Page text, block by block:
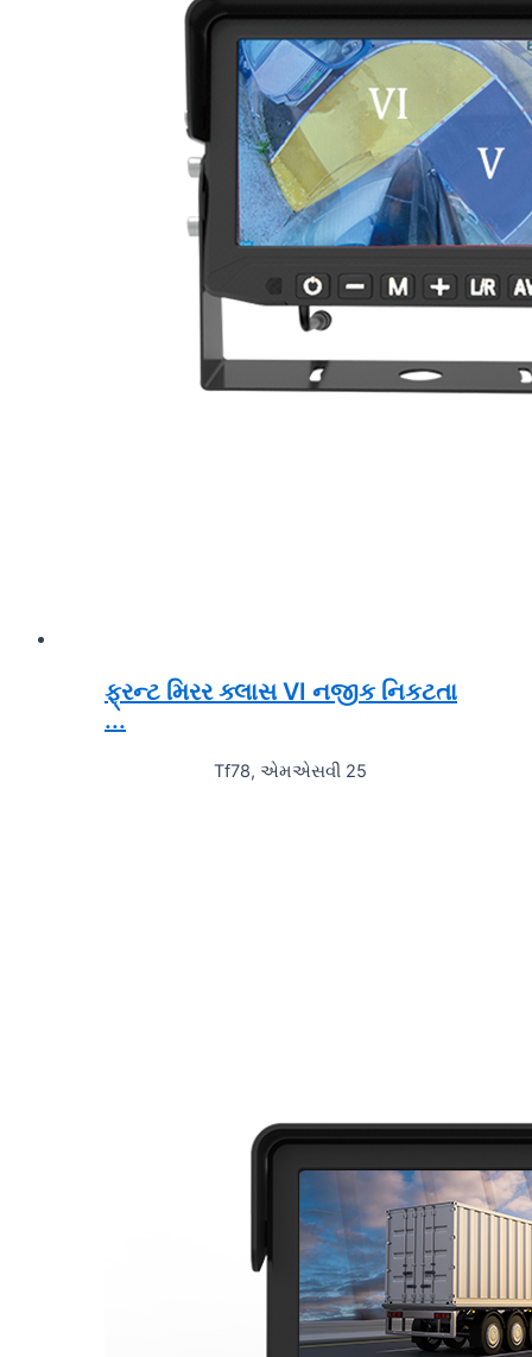
ફ્રન્ટ મિરર ક્લાસ VI નજીક નિકટતા
...
Tf78, એમએસવી 25